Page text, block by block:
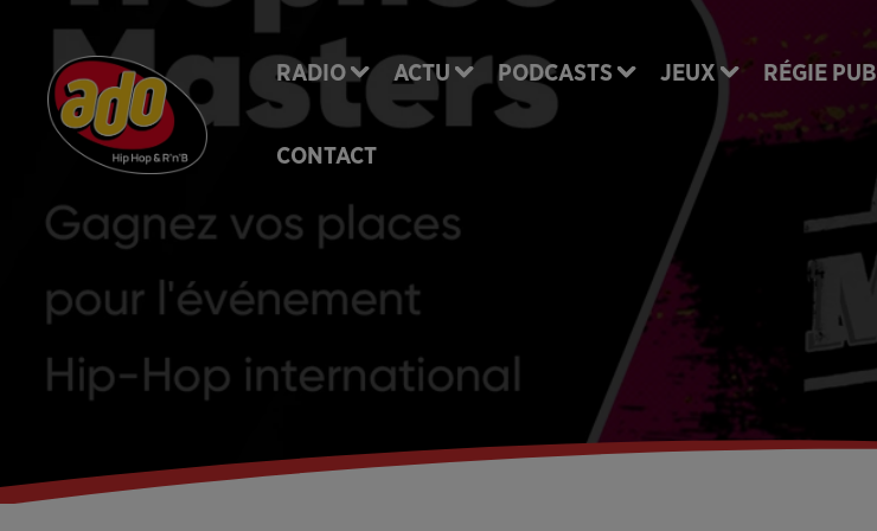
RADIO ACTU PODCASTS JEUX RÉGIE PUB
CONTACT